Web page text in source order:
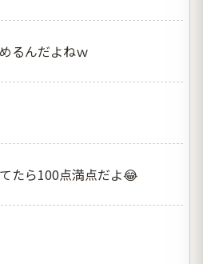
るんだよねｗ
たら100点満点だよ😂